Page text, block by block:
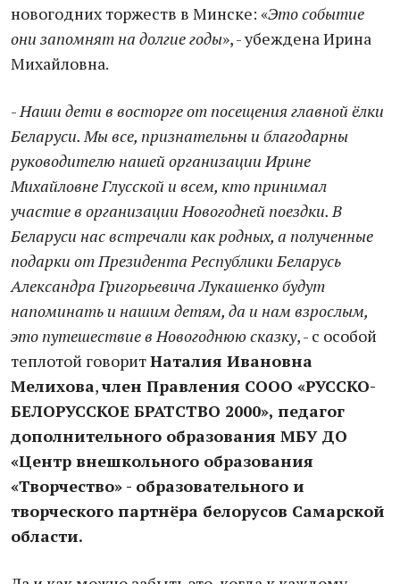
новогодних торжеств в Минске: «Это событие
они запомнят на долгие годы», - убеждена Ирина
Михайловна.
-Наши дети в восторге от посещения главной ёлки
Беларуси. Мы все, признательны и благодарны
руководителю нашей организации Ирине
Михайловне Глусской и всем, кто принимал
участие в организации Новогодней поездки. В
Беларуси нас встречали как родных, а полученные
подарки от Президента Республики Беларусь
Александра Григорьевича Лукашенко будут
напоминать и нашим детям, да и нам взрослым,
это путешествие в Новогоднюю сказку, - с особой
теплотой говоритНаталия Ивановна
Мелихова,член Правления СООО «РУССКО-
БЕЛОРУССКОЕ БРАТСТВО 2000», педагог
дополнительного образования МБУ ДО
«Центр внешкольного образования
«Творчество» - образовательного и
творческого партнёра белорусов Самарской
области.